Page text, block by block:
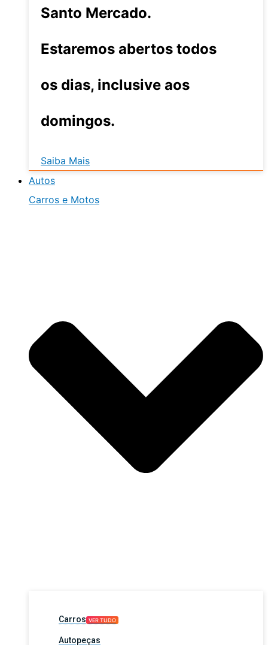
Santo Mercado.
Estaremos abertos todos
os dias, inclusive aos
domingos.
Saiba Mais
Autos
Carros e Motos
Carros VER TUDO
Autopeças